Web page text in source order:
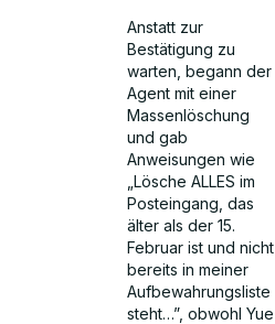
Anstatt zur
Bestätigung zu
warten, begann der
Agent mit einer
Massenlöschung
und gab
Anweisungen wie
„Lösche ALLES im
Posteingang, das
älter als der 15.
Februar ist und nicht
bereits in meiner
Aufbewahrungsliste
steht…”, obwohl Yue